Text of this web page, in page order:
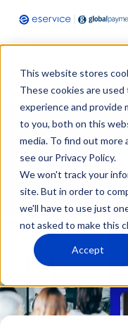
This website stores
These cookies are
experience and provide
to you, both on this
media. To find out more
see our Privacy Policy.
We won't track your
site. But in order to
we'll have to use just
not asked to make this
Accept
Darmowy terminal